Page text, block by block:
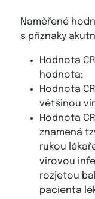
Naměřené
s příznaky
Hodnota
hodnota;
Hodnota
většinou
Hodnota
znamená
rukou
virovou
rozjetou
pacienta